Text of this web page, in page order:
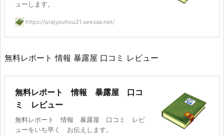
ューします。
https://urajyouhou21.seesaa.net/
無料レポート 情報 暴露屋 口コミ レビュー
無料レポート 情報 暴露屋 口コ
ミ レビュー
無料レポート 情報 暴露屋 口コミ レビ
ューをいち早く お伝えします。